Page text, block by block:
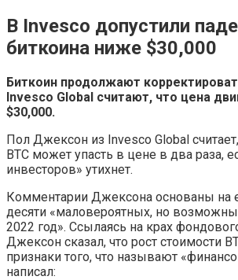
В Invesco допустили
биткоина ниже $30,000
Биткоин продолжают
Invesco Global считают, что цена
$30,000.
Пол Джексон из Invesco Global
BTC может упасть в цене в два раза,
инвесторов» утихнет.
Комментарии Джексона основаны на
десяти «маловероятных, но
2022 год». Ссылаясь на крах
Джексон сказал, что рост стоимости
признаки того, что называют
написал: